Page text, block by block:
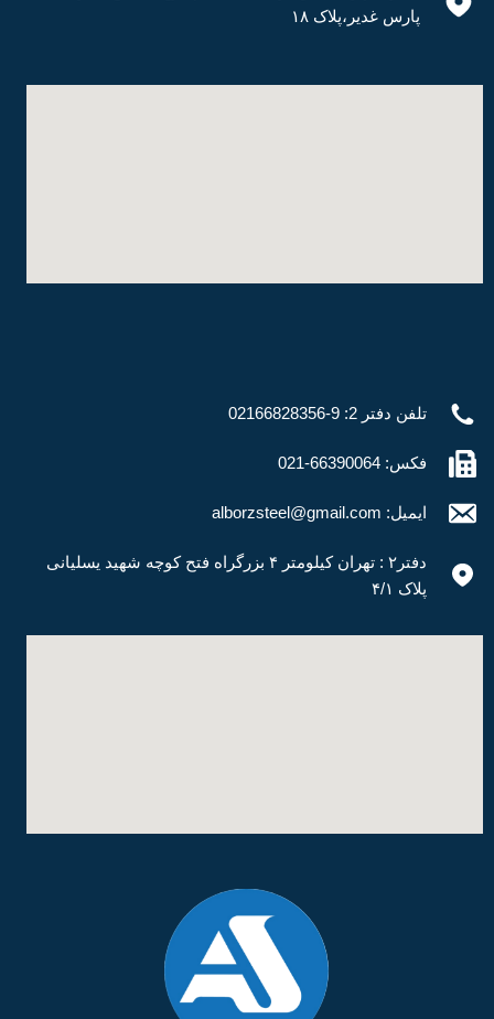
پارس غدیر،پلاک ۱۸
تلفن دفتر 2: 9-02166828356
فکس: 66390064-021
ایمیل: alborzsteel@gmail.com
دفتر۲ : تهران کیلومتر ۴ بزرگراه فتح کوچه شهید یسلیانی
پلاک ۴/۱